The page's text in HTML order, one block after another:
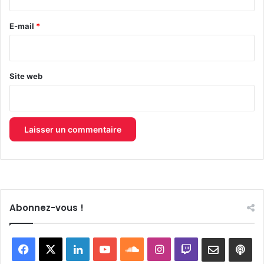
e
E-mail *
Site web
Abonnez-vous !
Facebook LinkedinYouTubeSoundCloud
Instagram
Twitch